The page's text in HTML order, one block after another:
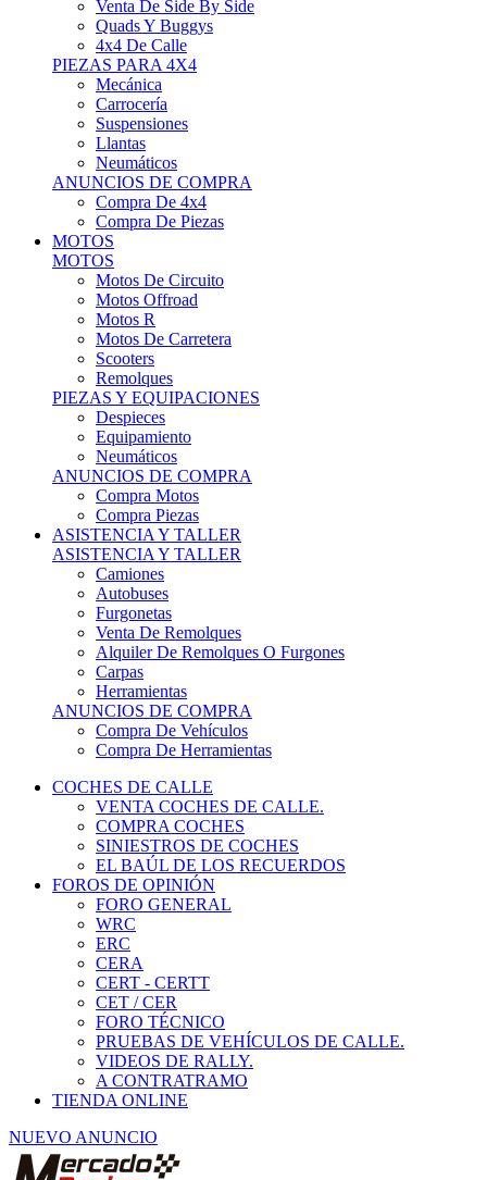
Motos R
Motos De Carretera
Scooters
Remolques
PIEZAS Y EQUIPACIONES
Despieces
Equipamiento
Neumáticos
ANUNCIOS DE COMPRA
Compra Motos
Compra Piezas
ASISTENCIA Y TALLER
ASISTENCIA Y TALLER
Camiones
Autobuses
Furgonetas
Venta De Remolques
Alquiler De Remolques O Furgones
Carpas
Herramientas
ANUNCIOS DE COMPRA
Compra De Vehículos
Compra De Herramientas
COCHES DE CALLE
VENTA COCHES DE CALLE.
COMPRA COCHES
SINIESTROS DE COCHES
EL BAÚL DE LOS RECUERDOS
FOROS DE OPINIÓN
FORO GENERAL
WRC
ERC
CERA
CERT - CERTT
CET / CER
FORO TÉCNICO
PRUEBAS DE VEHÍCULOS DE CALLE.
VIDEOS DE RALLY.
A CONTRATRAMO
TIENDA ONLINE
NUEVO ANUNCIO
Inicio
Piezas de Competición
LLantas
Speedline turini citroen racing